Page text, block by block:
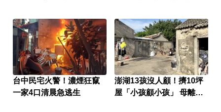
台中民宅火警！濃煙狂竄
一家4口清晨急逃生
澎湖13孩沒人顧！擠10坪
屋「小孩顧小孩」 母離家